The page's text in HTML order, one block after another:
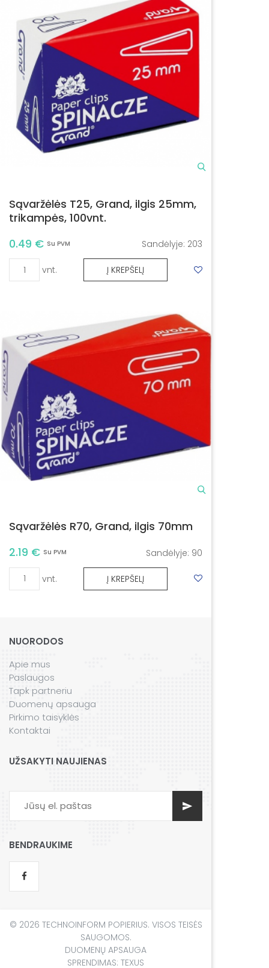
Sąvaržėlės T25, Grand, ilgis 25mm,
trikampės, 100vnt.
0.49 € Su PVM Sandėlyje: 203
vnt. Į KREPŠELĮ
Sąvaržėlės R70, Grand, ilgis 70mm
2.19 € Su PVM Sandėlyje: 90
vnt. Į KREPŠELĮ
NUORODOS
Apie mus
Paslaugos
Tapk partneriu
Duomenų apsauga
Pirkimo taisyklės
Kontaktai
UŽSAKYTI NAUJIENAS
BENDRAUKIME
© 2026 TECHNOINFORM POPIERIUS. VISOS TEISĖS
SAUGOMOS.
DUOMENŲ APSAUGA
SPRENDIMAS: TEXUS